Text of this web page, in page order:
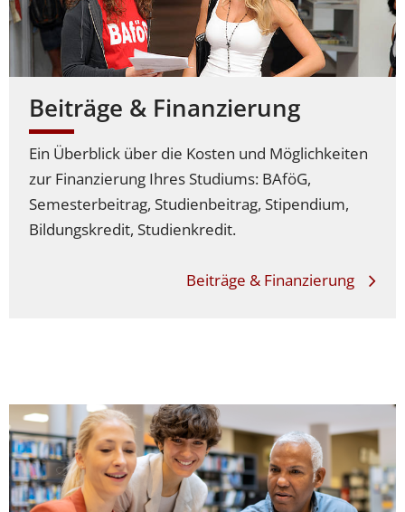
Beiträge & Finanzierung
Ein Überblick über die Kosten und Möglichkeiten
zur Finanzierung Ihres Studiums: BAföG,
Semesterbeitrag, Studienbeitrag, Stipendium,
Bildungskredit, Studienkredit.
Beiträge & Finanzierung